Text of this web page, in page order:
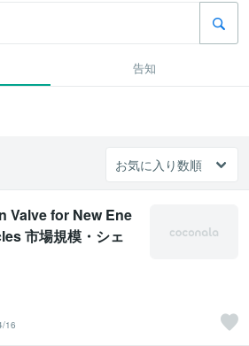
告知
Valve for New Ene
市場規模・シェ
16